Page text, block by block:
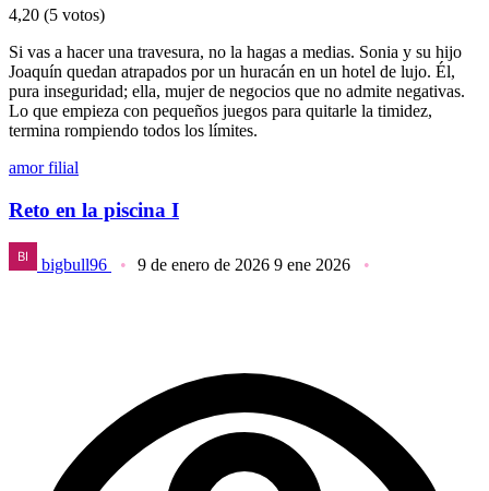
4,20 (5 votos)
Si vas a hacer una travesura, no la hagas a medias. Sonia y su hijo
Joaquín quedan atrapados por un huracán en un hotel de lujo. Él,
pura inseguridad; ella, mujer de negocios que no admite negativas.
Lo que empieza con pequeños juegos para quitarle la timidez,
termina rompiendo todos los límites.
amor filial
Reto en la piscina I
bigbull96 9 de enero de 2026 9 ene 2026